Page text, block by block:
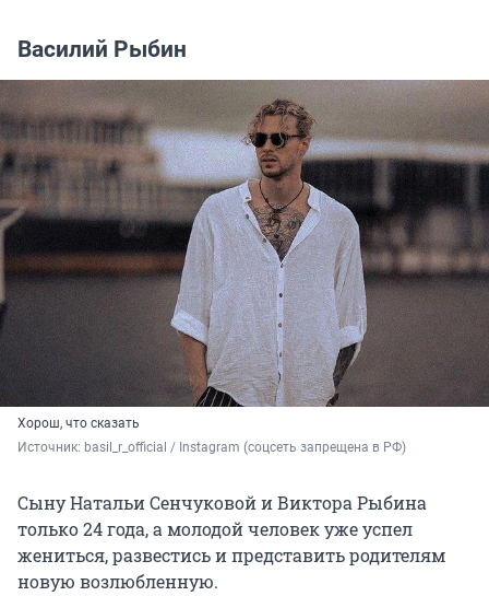
Василий Рыбин
Хорош, что сказать
Источник: basil_r_official / Instagram (соцсеть запрещена в РФ)
Сыну Натальи Сенчуковой и Виктора Рыбина
только 24 года, а молодой человек уже успел
жениться, развестись и представить родителям
новую возлюбленную.